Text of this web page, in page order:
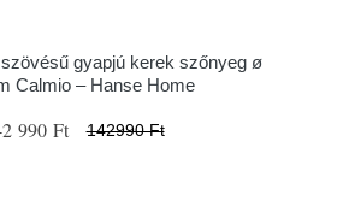
gyapjú kerek szőnyeg ø
Calmio – Hanse Home
990 Ft 142990 Ft